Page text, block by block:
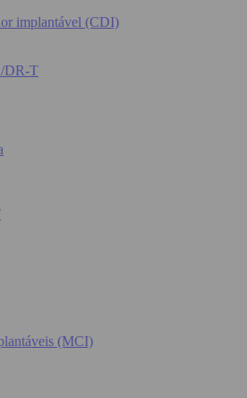
implantável (CDI)
DR-T
(MCI)